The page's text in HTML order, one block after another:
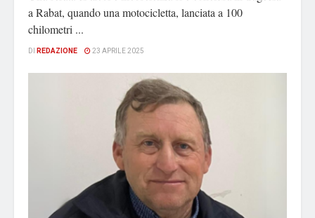
a Rabat, quando una motocicletta, lanciata a 100
chilometri ...
DI REDAZIONE 23 APRILE 2025